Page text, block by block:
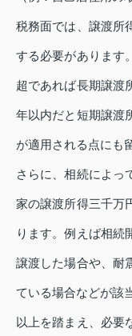
税務面では、譲渡所
する必要があります
超であれば長期譲渡
年以内だと短期譲渡
が適用される点にも
さらに、相続によっ
家の譲渡所得三千万
ります。例えば相続
譲渡した場合や、耐
ている場合などが該
以上を踏まえ、必要